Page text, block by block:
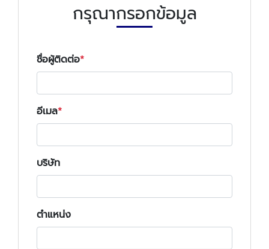
กรุณากรอกข้อมูล
ชื่อผู้ติดต่อ
อีเมล
บริษัท
ตำแหน่ง